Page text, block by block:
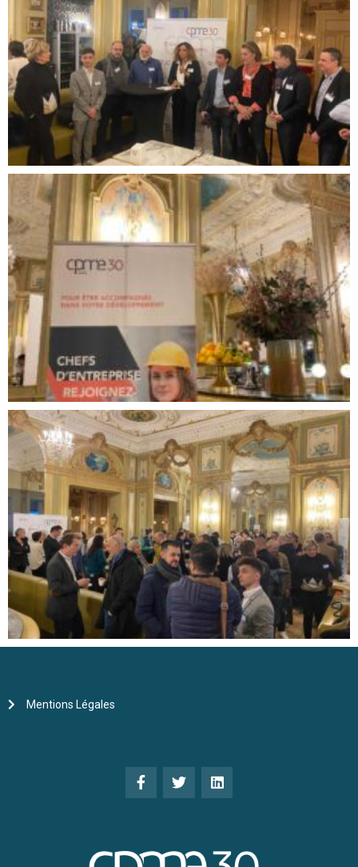
Mentions Légales